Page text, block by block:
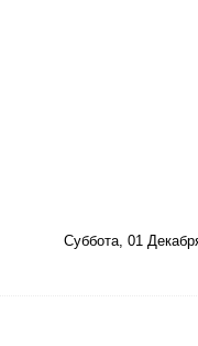
Суббота, 01